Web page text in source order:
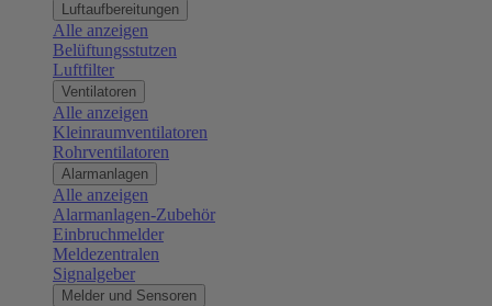
Luftaufbereitungen
Alle anzeigen
Belüftungsstutzen
Luftfilter
Ventilatoren
Alle anzeigen
Kleinraumventilatoren
Rohrventilatoren
Alarmanlagen
Alle anzeigen
Alarmanlagen-Zubehör
Einbruchmelder
Meldezentralen
Signalgeber
Melder und Sensoren